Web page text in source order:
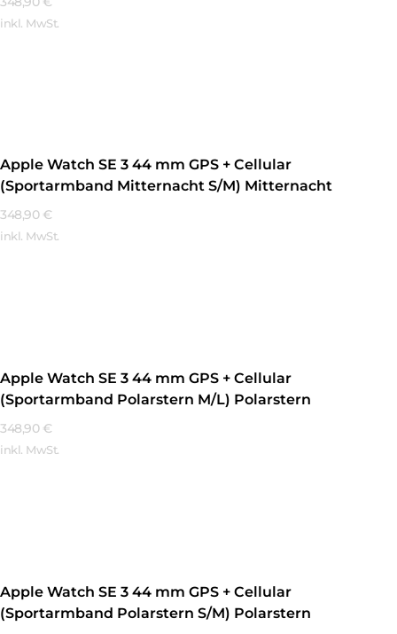
inkl. MwSt.
Apple Watch SE 3 44 mm GPS + Cellular
(Sportarmband Mitternacht S/M) Mitternacht
348,90 €
inkl. MwSt.
Apple Watch SE 3 44 mm GPS + Cellular
(Sportarmband Polarstern M/L) Polarstern
348,90 €
inkl. MwSt.
Apple Watch SE 3 44 mm GPS + Cellular
(Sportarmband Polarstern S/M) Polarstern